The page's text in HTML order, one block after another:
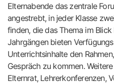
Elternabende das zentrale
angestrebt, in jeder Klasse
finden, die das Thema im
Jahrgängen bieten
Unterrichtsinhalte den
Gespräch zu kommen.
Elternrat, Lehrerkonferenzen,